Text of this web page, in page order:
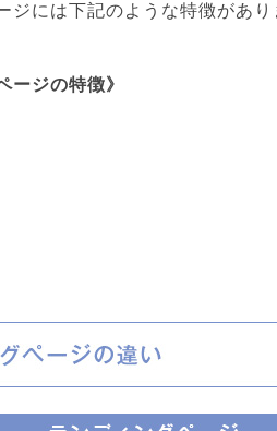
には下記のような特徴があり
ージの特徴》